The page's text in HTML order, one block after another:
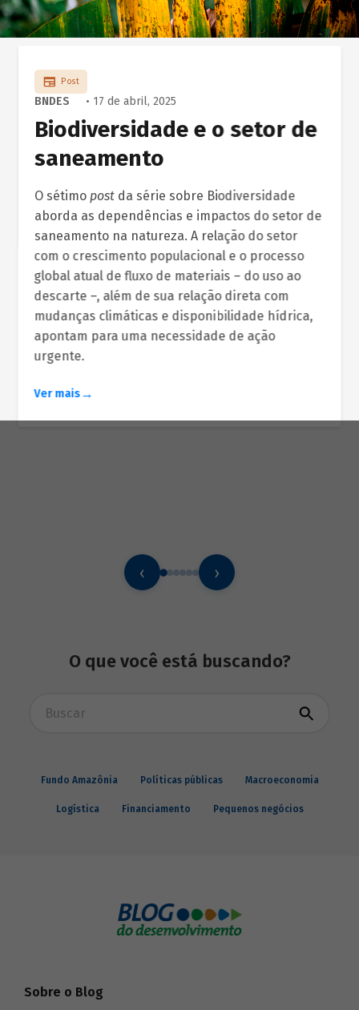
Post
BNDES • 17 de abril, 2025
Biodiversidade e o setor de
saneamento
O sétimo postda série sobre Biodiversidade
aborda as dependências e impactos do setor de
saneamento na natureza. A relação do setor
com o crescimento populacional e o processo
global atual de fluxo de materiais – do uso ao
descarte –, além de sua relação direta com
mudanças climáticas e disponibilidade hídrica,
apontam para uma necessidade de ação
urgente.
Ver mais
‹ ›
O que você está buscando?
Fundo Amazônia Políticas públicas Macroeconomia
Logística Financiamento Pequenos negócios
Sobre o Blog